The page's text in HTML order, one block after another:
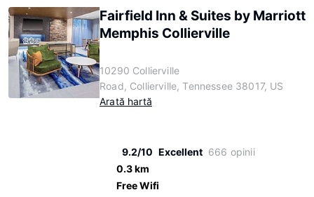
Fairfield Inn & Suites by Marriott
Memphis Collierville
10290 Collierville
Road, Collierville, Tennessee 38017, US
Arată hartă
9.2/10 Excellent 666 opinii
0.3 km
Free Wifi